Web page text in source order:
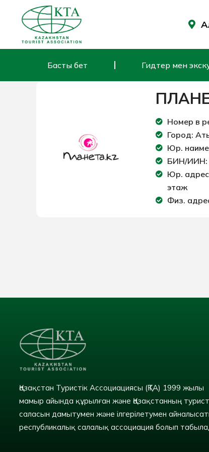
Басты бет Гидтер мен
Номер в
Город:
Юр.
БИН/ИИН:
Юр.
этаж
Физ.
Қазақстан Туристік Ассоциациясы (ҚТА) 1999 жылы
мамыр айында құрылған және Қазақстанның
саласын дамытумен және ілгерілетумен
республикалық салалық ассоциация болып